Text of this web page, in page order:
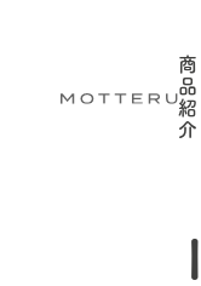
商
品
紹
介